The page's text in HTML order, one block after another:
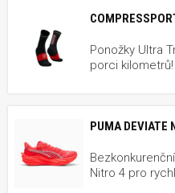
Ponožky Ultra
porci kilometrů!
PUMA DEVIATE
Nitro 4 pro